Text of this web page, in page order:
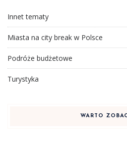
Innet tematy
Miasta na city break w Polsce
Podróże budżetowe
Turystyka
WARTO